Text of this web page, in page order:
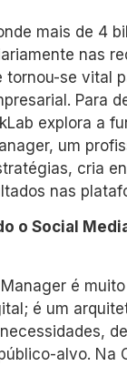
mais de 4
nas
tornou-se vital
Para
explora a
um
cria
nas
o Social
é
é um
alvo. Na